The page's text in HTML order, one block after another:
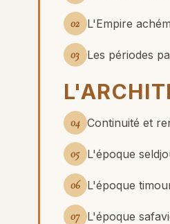
02 L'Empire
03 Les périodes
04 Continuité et
05 L'époque
06 L'époque
07 L'époque